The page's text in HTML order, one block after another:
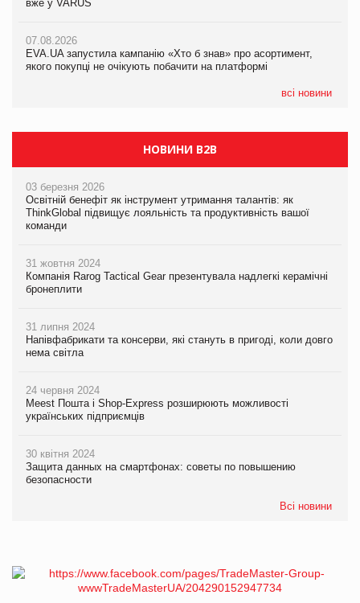
вже у VARUS
07.08.2026
EVA.UA запустила кампанію «Хто б знав» про асортимент,
якого покупці не очікують побачити на платформі
всі новини
вже у VARUS
07.08.2026
EVA.UA запустила кампанію «Хто б знав» про асортимент,
якого покупці не очікують побачити на платформі
НОВИНИ B2B
03 березня 2026
Освітній бенефіт як інструмент утримання талантів: як
ThinkGlobal підвищує лояльність та продуктивність вашої
команди
31 жовтня 2024
Компанія Rarog Tactical Gear презентувала надлегкі керамічні
бронеплити
31 липня 2024
Напівфабрикати та консерви, які стануть в пригоді, коли довго
нема світла
24 червня 2024
Meest Пошта і Shop-Express розширюють можливості
українських підприємців
30 квітня 2024
Защита данных на смартфонах: советы по повышению
безопасности
Всі новини